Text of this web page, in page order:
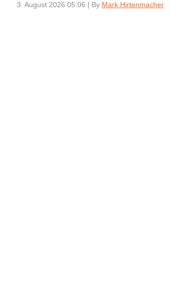
3. August 2026 05:06 | By Mark Hirtenmacher